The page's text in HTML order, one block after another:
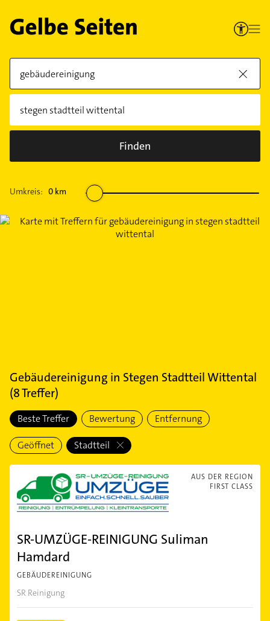
Finden
Umkreis: 0 km
Gebäudereinigung in Stegen Stadtteil Wittental
(8Treffer)
Beste Treffer Bewertung Entfernung
Geöffnet Stadtteil
AUS DER REGION
FIRST CLASS
SR-UMZÜGE-REINIGUNG Suliman
Hamdard
GEBÄUDEREINIGUNG
SR Reinigung